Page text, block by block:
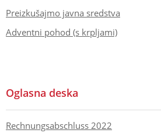
Preizkušajmo javna sredstva
Adventni pohod (s krpljami)
Oglasna deska
Rechnungsabschluss 2022